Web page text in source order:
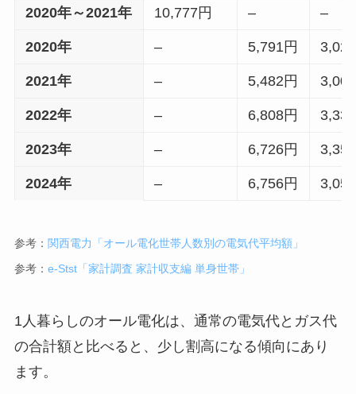
2020年～2021年 10,777円 – –
2020年 – 5,791円
2021年 – 5,482円
2022年 – 6,808円
2023年 – 6,726円
2024年 – 6,756円
参考： 関西電力「オール電化世帯人数別の電気代平均額」
参考： e-Stst「家計調査 家計収支編 単身世帯」
1人暮らしのオール電化は、通常の電気代とガス代
の合計額と比べると、少し割高になる傾向にあり
ます。